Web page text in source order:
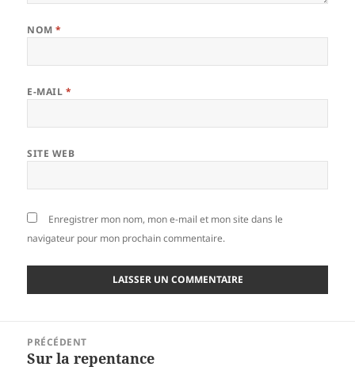
NOM*
E-MAIL *
SITE WEB
Enregistrer mon nom, mon e-mail et mon site dans le
navigateur pour mon prochain commentaire.
l’article
PRÉCÉDENT
Article
Sur la repentance